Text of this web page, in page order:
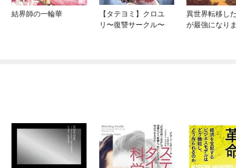
結界師の一輪華
【タテヨミ】クロユ
リ〜復讐サークル〜
異世界転移し
が最強になり